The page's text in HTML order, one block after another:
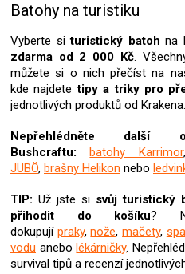
d
a
c
í
p
r
k
y
v
p
i
s
u
Batohy na turistiku
Vyberte situristický batoh na
zdarma od 2 000 Kč.
můžete si o nich přečíst na
kde najdete tipy a triky pro
jednotlivých produktů od Krakena.
Nepřehlédněte další
Bushcraftu:
batohy Karrimor
JUBÖ, brašny Helikon nebo
TIP: Už jste si svůj turistický
přihodit do košíku?
dokupují praky,nože,mačety,
vodu anebolékárničky.
survival tipů a recenzí